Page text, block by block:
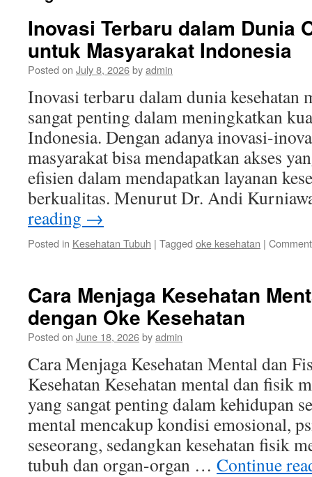
Inovasi Terbaru dalam Dunia
untuk Masyarakat Indonesia
Posted on July 8, 2026byadmin
Inovasi terbaru dalam dunia kesehatan
sangat penting dalam meningkatkan
Indonesia. Dengan adanya inovasi-
masyarakat bisa mendapatkan akses
efisien dalam mendapatkan layanan
berkualitas. Menurut Dr. Andi
reading →
Posted in Kesehatan Tubuh | Tagged oke kesehatan |
Cara Menjaga Kesehatan
dengan Oke Kesehatan
Posted on June 18, 2026byadmin
Cara Menjaga Kesehatan Mental dan
Kesehatan Kesehatan mental dan fisik
yang sangat penting dalam kehidupan
mental mencakup kondisi emosional,
seseorang, sedangkan kesehatan fisik
tubuh dan organ-organ … Continue